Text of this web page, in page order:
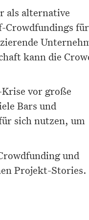
als alternative
Crowdfundings für
kann die
vor große
Bars und
sich nutzen, um
und
Projekt-Stories.